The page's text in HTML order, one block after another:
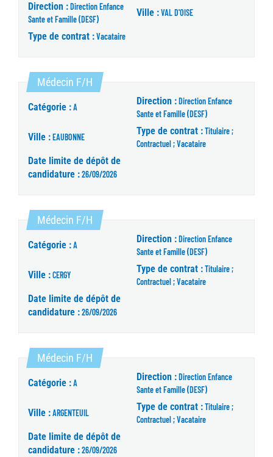
Direction :Direction Enfance
Sante et Famille (DESF)
Ville :VAL D'OISE
Type de contrat :Vacataire
Médecin F/H (Nouvelle fenêtre)
Catégorie :A
Direction :Direction Enfance
Sante et Famille (DESF)
Ville :EAUBONNE
Type de contrat :Titulaire ;
Contractuel ; Vacataire
Date limite de dépôt de
candidature :26/09/2026
Médecin F/H (Nouvelle fenêtre)
Catégorie :A
Direction :Direction Enfance
Sante et Famille (DESF)
Ville :CERGY
Type de contrat :Titulaire ;
Contractuel ; Vacataire
Date limite de dépôt de
candidature :26/09/2026
Médecin F/H (Nouvelle fenêtre)
Catégorie :A
Direction :Direction Enfance
Sante et Famille (DESF)
Ville :ARGENTEUIL
Type de contrat :Titulaire ;
Contractuel ; Vacataire
Date limite de dépôt de
candidature :26/09/2026